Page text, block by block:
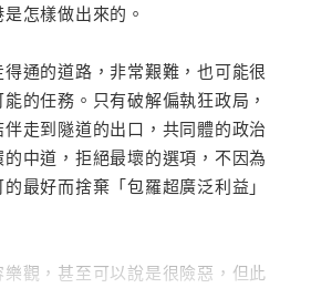
怎樣做出來的。
通的道路，非常艱難，也可能很
的任務。只有破解偏執狂政局，
走到隧道的出口，共同體的政治
中道，拒絕最壞的選項，不因為
最好而捨棄「包羅超廣泛利益」
觀，甚至可以說是很險惡，但此